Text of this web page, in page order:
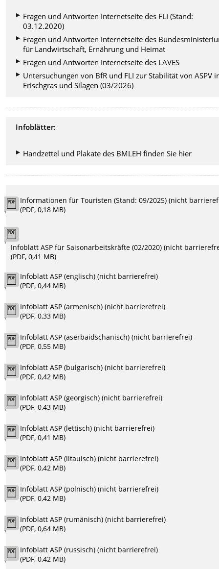
Fragen und Antworten Internetseite des FLI (Stand:
03.12.2020)
Fragen und Antworten Internetseite des
für Landwirtschaft, Ernährung und Heimat
Fragen und Antworten Internetseite des LAVES
Untersuchungen von BfR und FLI zur Stabilität von ASPV
Frischgras und Silagen (03/2026)
Infoblätter:
Handzettel und Plakate des BMLEH finden Sie hier
Informationen für Touristen (Stand: 09/2025) (nicht
(PDF, 0,18 MB)
Infoblatt ASP für Saisonarbeitskräfte (02/2020) (nicht
(PDF, 0,41 MB)
Infoblatt ASP (englisch) (nicht barrierefrei)
(PDF, 0,44 MB)
Infoblatt ASP (armenisch) (nicht barrierefrei)
(PDF, 0,33 MB)
Infoblatt ASP (aserbaidschanisch) (nicht barrierefrei)
(PDF, 0,55 MB)
Infoblatt ASP (bulgarisch) (nicht barrierefrei)
(PDF, 0,42 MB)
Infoblatt ASP (georgisch) (nicht barrierefrei)
(PDF, 0,43 MB)
Infoblatt ASP (lettisch) (nicht barrierefrei)
(PDF, 0,41 MB)
Infoblatt ASP (litauisch) (nicht barrierefrei)
(PDF, 0,42 MB)
Infoblatt ASP (polnisch) (nicht barrierefrei)
(PDF, 0,42 MB)
Infoblatt ASP (rumänisch) (nicht barrierefrei)
(PDF, 0,64 MB)
Infoblatt ASP (russisch) (nicht barrierefrei)
(PDF, 0,42 MB)